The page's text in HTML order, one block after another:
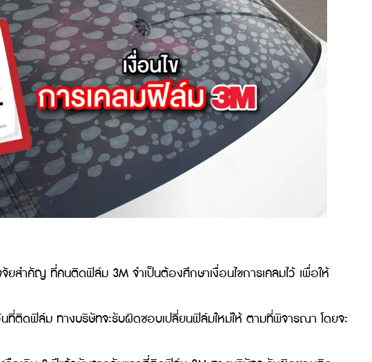
ในช่วงกลางวันที่มีแดดจ้า และช่วงกลางคืนที่แสงไฟจ้า ทำให้ขับขี่ได้ปลอด
ะให้ความปลอดภัยต่อผู้ขับขี่ และผู้โดยสารได้ดี
ศัพท์ สัญญาณ GPS ได้เป็นปกติ โดยไม่ต้องกังวลว่าจะถูกรบกวนสัญ
นต์ การันตีทั้งคุณภาพ และการดูแลหลังการขาย